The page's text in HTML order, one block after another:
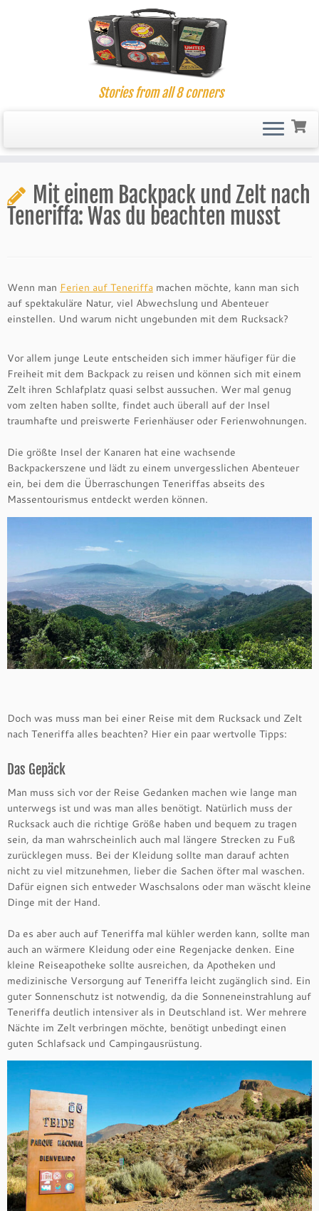
content
Stories from all 8 corners
Mit einem Backpack und Zelt nach
Teneriffa: Was du beachten musst
Wenn man Ferien auf Teneriffa machen möchte, kann man sich
auf spektakuläre Natur, viel Abwechslung und Abenteuer
einstellen. Und warum nicht ungebunden mit dem Rucksack?
Vor allem junge Leute entscheiden sich immer häufiger für die
Freiheit mit dem Backpack zu reisen und können sich mit einem
Zelt ihren Schlafplatz quasi selbst aussuchen. Wer mal genug
vom zelten haben sollte, findet auch überall auf der Insel
traumhafte und preiswerte Ferienhäuser oder Ferienwohnungen.
Die größte Insel der Kanaren hat eine wachsende
Backpackerszene und lädt zu einem unvergesslichen Abenteuer
ein, bei dem die Überraschungen Teneriffas abseits des
Massentourismus entdeckt werden können.
Doch was muss man bei einer Reise mit dem Rucksack und Zelt
nach Teneriffa alles beachten? Hier ein paar wertvolle Tipps:
Das Gepäck
Man muss sich vor der Reise Gedanken machen wie lange man
unterwegs ist und was man alles benötigt. Natürlich muss der
Rucksack auch die richtige Größe haben und bequem zu tragen
sein, da man wahrscheinlich auch mal längere Strecken zu Fuß
zurücklegen muss. Bei der Kleidung sollte man darauf achten
nicht zu viel mitzunehmen, lieber die Sachen öfter mal waschen.
Dafür eignen sich entweder Waschsalons oder man wäscht kleine
Dinge mit der Hand.
Da es aber auch auf Teneriffa mal kühler werden kann, sollte man
auch an wärmere Kleidung oder eine Regenjacke denken. Eine
kleine Reiseapotheke sollte ausreichen, da Apotheken und
medizinische Versorgung auf Teneriffa leicht zugänglich sind. Ein
guter Sonnenschutz ist notwendig, da die Sonneneinstrahlung auf
Teneriffa deutlich intensiver als in Deutschland ist. Wer mehrere
Nächte im Zelt verbringen möchte, benötigt unbedingt einen
guten Schlafsack und Campingausrüstung.